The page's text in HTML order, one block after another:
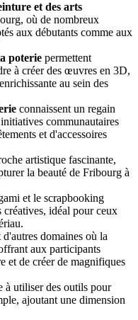
et des arts
où de nombreux
aux débutants comme aux
poterie permettent
à créer des œuvres en 3D,
au sein des
connaissent un regain
communautaires
et d'accessoires
artistique fascinante,
la beauté de Fribourg à
et le scrapbooking
idéal pour ceux
d'autres domaines où la
aux participants
et de créer de magnifiques
à utiliser des outils pour
ajoutant une dimension